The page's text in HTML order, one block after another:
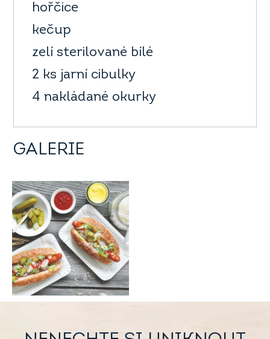
hořčice
kečup
zelí sterilované bílé
2 ks jarní cibulky
4 nakládané okurky
GALERIE